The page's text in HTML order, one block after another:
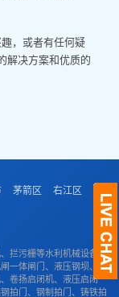
，或者有任何疑
解决方案和优质的
茅箭区 右江区
拦污栅等水利机械设备，
一体闸门、液压钢坝、渠
卷扬启闭机、液压启闭
拍门、钢制拍门、铸铁拍